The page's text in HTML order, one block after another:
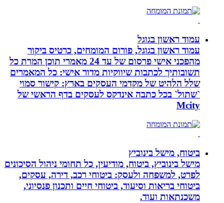
עמוד ראשון בגוגל
עמוד ראשון בגוגל, פורום המומחים, כרטיס ביקור
מהפכני אישי פרסום של עד 24 מאמרי תוכן המרת כל
תשובותיך לכתבות שיווקיות מדור אישי: כל המאמרים
שלל הלהיט של מקדמי העסקים בארץ: קישור סמוי
`שתול` בכל כתבה אינדקס לעסקים בדף הראשי של
Mcity
ביטוח, מישל בינוביץ
מישל בינוביץ, ביטוח, מודיעין, כל תחומי ניהול הסיכונים
לפרט, למשפחה ולעסק: ביטוחי רכב, דירה, עסקים,
ביטוחי בריאות וסיעוד, ביטוחי חיים ותכנון פנסיוני,
משכנתאות ועוד.